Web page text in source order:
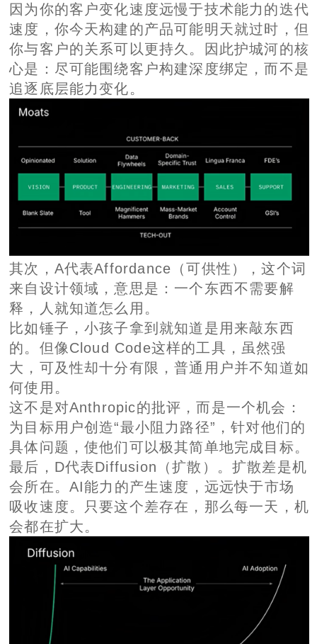
其次，A代表Affordance（可供性），这个词
来自设计领域，意思是：一个东西不需要解
比如锤子，小孩子拿到就知道是用来敲东西
的。但像Cloud Code这样的工具，虽然强
大，可及性却十分有限，普通用户并不知道如
何使用。
这不是对Anthropic的批评，而是一个机会：
为目标用户创造“最小阻力路径”，针对他们的
具体问题，使他们可以极其简单地完成目标。
最后，D代表Diffusion（扩散）。扩散差是机
会所在。AI能力的产生速度，远远快于市场
吸收速度。只要这个差存在，那么每一天，机
会都在扩大。
如果之前那张“市场空白正在被填满”的幻灯片